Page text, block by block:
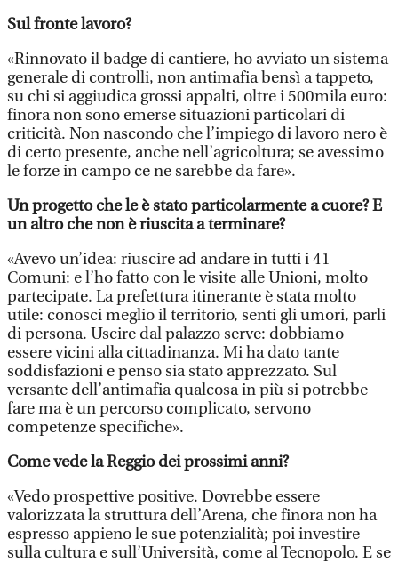
Sul fronte lavoro?
«Rinnovato il badge di cantiere, ho avviato un sistema
generale di controlli, non antimafia bensì a tappeto,
su chi si aggiudica grossi appalti, oltre i 500mila euro:
finora non sono emerse situazioni particolari di
criticità. Non nascondo che l’impiego di lavoro nero è
di certo presente, anche nell’agricoltura; se avessimo
le forze in campo ce ne sarebbe da fare».
Un progetto che le è stato particolarmente a cuore? E
un altro che non è riuscita a terminare?
«Avevo un’idea: riuscire ad andare in tutti i 41
Comuni: e l’ho fatto con le visite alle Unioni, molto
partecipate. La prefettura itinerante è stata molto
utile: conosci meglio il territorio, senti gli umori, parli
di persona. Uscire dal palazzo serve: dobbiamo
essere vicini alla cittadinanza. Mi ha dato tante
soddisfazioni e penso sia stato apprezzato. Sul
versante dell’antimafia qualcosa in più si potrebbe
fare ma è un percorso complicato, servono
competenze specifiche».
Come vede la Reggio dei prossimi anni?
«Vedo prospettive positive. Dovrebbe essere
valorizzata la struttura dell’Arena, che finora non ha
espresso appieno le sue potenzialità; poi investire
sulla cultura e sull’Università, come al Tecnopolo. E se